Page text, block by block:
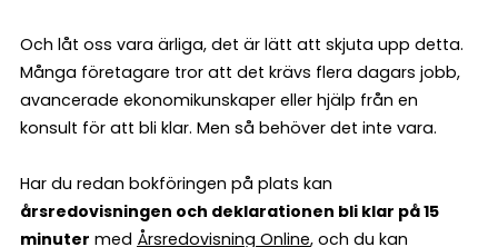
Och låt oss vara ärliga, det är lätt att skjuta upp detta.
Många företagare tror att det krävs flera dagars jobb,
avancerade ekonomikunskaper eller hjälp från en
konsult för att bli klar. Men så behöver det inte vara.
Har du redan bokföringen på plats kan
årsredovisningen och deklarationen bli klar på 15
minuter med Årsredovisning Online, och du kan